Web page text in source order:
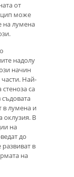
от
може
на лумена
надолу
начин
Най-
са
съдовата
в лумена и
оклузия. В
на
до
в
на